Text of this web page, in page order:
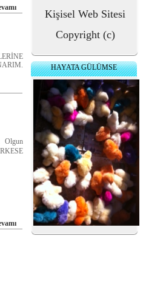
Olgun
Kişisel Web Sitesi
Copyright (c)
HAYATA GÜLÜMSE